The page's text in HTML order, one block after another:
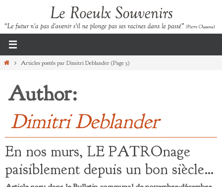
contenu
HomeArticles postés par Dimitri Deblander(Page 3)
Author:
Dimitri Deblander
En nos murs, LE PATROnage
paisiblement depuis un bon siècle…